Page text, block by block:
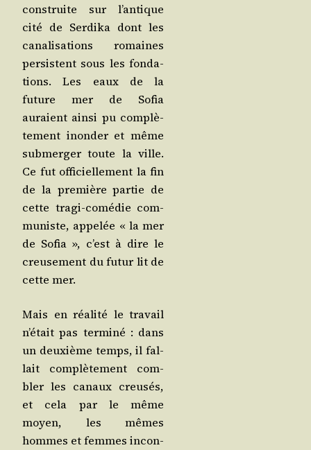
construite sur l’an­tique
cité de Ser­di­ka dont les
cana­li­sa­tions romaines
per­sistent sous les fon­da­
tions. Les eaux de la
future mer de Sofia
auraient ain­si pu com­plè­
te­ment inon­der et même
sub­mer­ger toute la ville.
Ce fut offi­ciel­le­ment la fin
de la pre­mière par­tie de
cette tra­gi-comé­die com­
mu­niste, appe­lée « la mer
de Sofia », c’est à dire le
creu­se­ment du futur lit de
cette mer.
Mais en réa­li­té le tra­vail
n’é­tait pas ter­mi­né : dans
un deuxième temps, il fal­
lait com­plè­te­ment com­
bler les canaux creu­sés,
et cela par le même
moyen, les mêmes
hommes et femmes incon­